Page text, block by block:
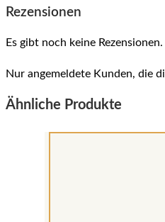
Rezensionen
Es gibt noch keine Rezensionen.
Nur angemeldete Kunden, die
Ähnliche Produkte